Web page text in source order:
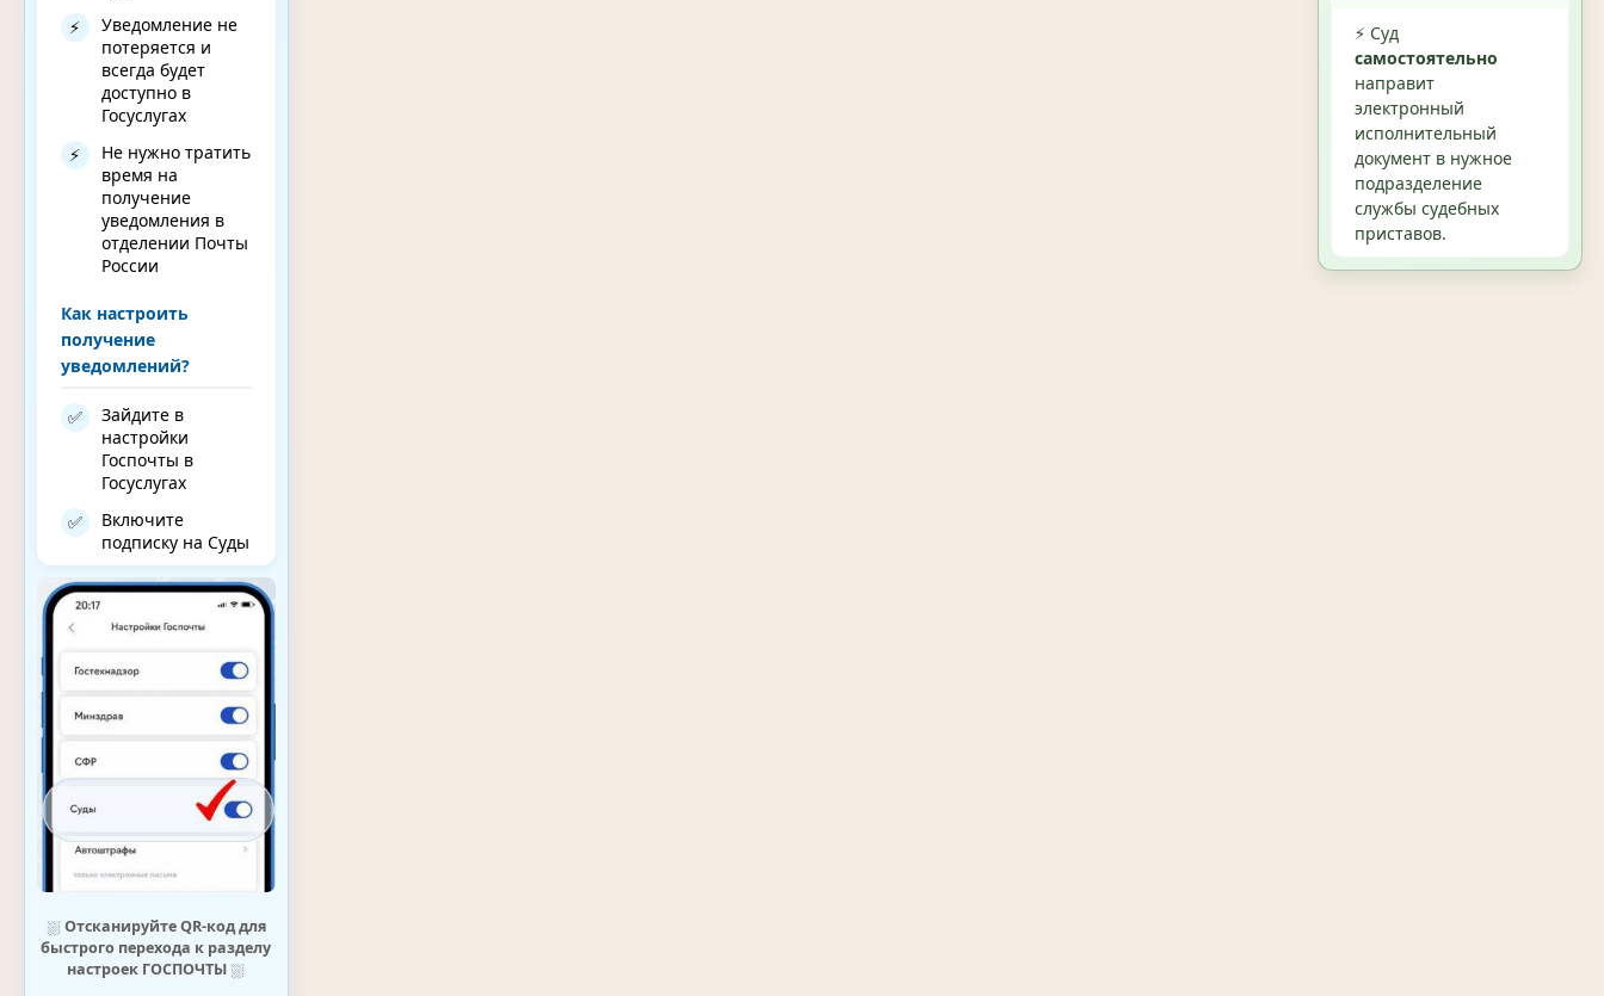
⚡
Уведомление не
потеряется и
всегда будет
доступно в
Госуслугах
⚡
Не нужно тратить
время на
получение
уведомления в
отделении Почты
России
Как настроить
получение
уведомлений?
✅
Зайдите в
настройки
Госпочты в
Госуслугах
✅
Включите
подписку на Суды
⛆ Отсканируйте QR-код для
быстрого перехода к разделу
настроек ГОСПОЧТЫ⛆
⚡ Суд
самостоятельно
направит
электронный
исполнительный
документ в нужное
подразделение
службы судебных
приставов.